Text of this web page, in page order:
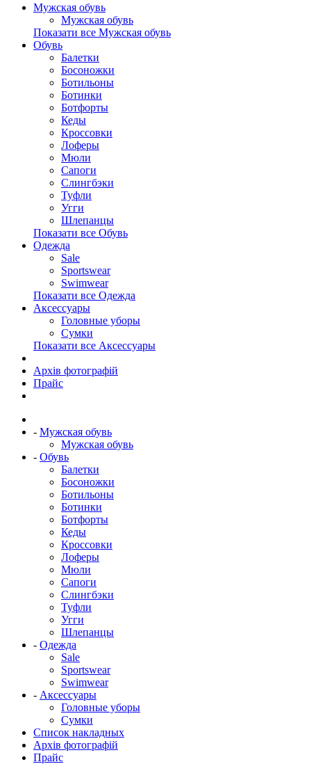
Мужская обувь
Мужская обувь
Показати все Мужская обувь
Обувь
Балетки
Босоножки
Ботильоны
Ботинки
Ботфорты
Кеды
Кроссовки
Лоферы
Мюли
Сапоги
Слингбэки
Туфли
Угги
Шлепанцы
Показати все Обувь
Одежда
Sale
Sportswear
Swimwear
Показати все Одежда
Аксессуары
Головные уборы
Сумки
Показати все Аксессуары
Архів фотографій
Прайс
- Мужская обувь
Мужская обувь
- Обувь
Балетки
Босоножки
Ботильоны
Ботинки
Ботфорты
Кеды
Кроссовки
Лоферы
Мюли
Сапоги
Слингбэки
Туфли
Угги
Шлепанцы
- Одежда
Sale
Sportswear
Swimwear
- Аксессуары
Головные уборы
Сумки
Список накладных
Архів фотографій
Прайс